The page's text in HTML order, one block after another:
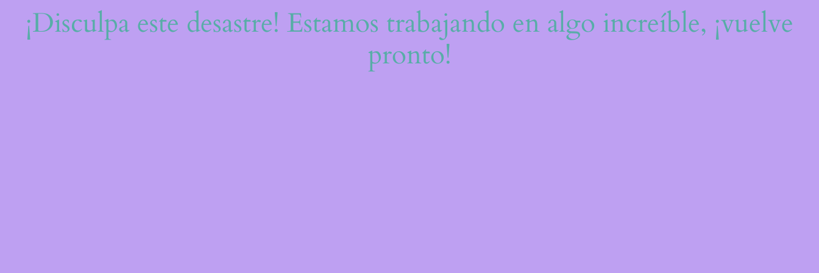
¡Disculpa este desastre! Estamos trabajando en algo increíble, ¡vuelve
pronto!